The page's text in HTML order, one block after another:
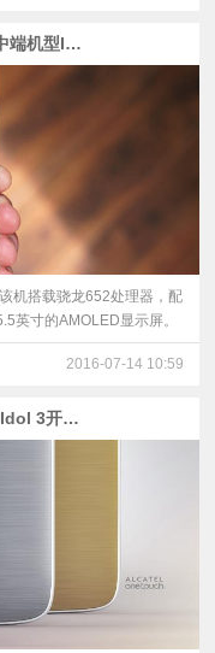
Nexus4附体！ 阿尔卡特将在美国发布中端机型Idol 4S
机搭载骁龙652处理器，配
英寸的AMOLED显示屏。
2016-07-14 10:59
【搞机啦字幕组】阿尔卡特OneTouch Idol 3开箱上手视频